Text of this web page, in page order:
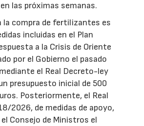
las próximas semanas.
la compra de fertilizantes es
incluidas en el Plan
a la Crisis de Oriente
por el Gobierno el pasado
el Real Decreto-ley
presupuesto inicial de 500
Posteriormente, el Real
2026, de medidas de apoyo,
Consejo de Ministros el